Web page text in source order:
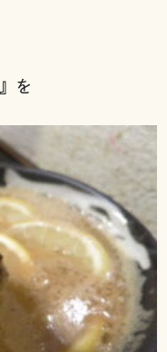
』を